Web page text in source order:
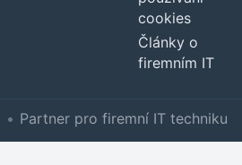
cookies
Články o
firemním IT
• Partner pro firemní IT techniku